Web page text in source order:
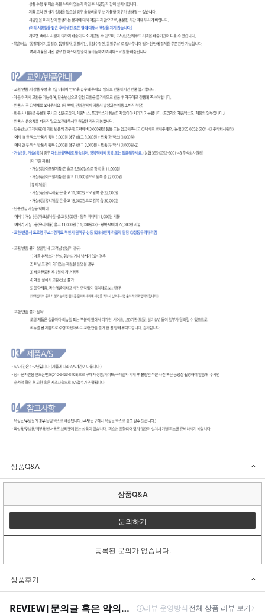
상품Q&A
상품Q&A
문의하기
등록된 문의가 없습니다.
상품후기